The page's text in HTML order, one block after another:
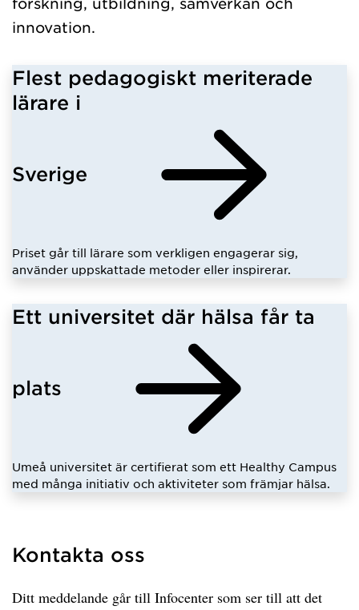
innovation.
Flest pedagogiskt meriterade
lärare i
Sverige
Priset går till lärare som verkligen engagerar sig,
använder uppskattade metoder eller inspirerar.
Ett universitet där hälsa får ta
plats
Umeå universitet är certifierat som ett Healthy Campus
med många initiativ och aktiviteter som främjar hälsa.
Kontakta oss
Ditt meddelande går till Infocenter som ser till att det